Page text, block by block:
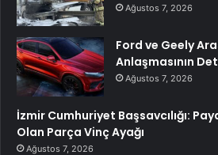
Ağustos 7, 2026
Ford ve Geely
Anlaşmasının
Ağustos 7, 2026
İzmir Cumhuriyet Başsavcılığı:
Olan Parça Vinç Ayağı
Ağustos 7, 2026